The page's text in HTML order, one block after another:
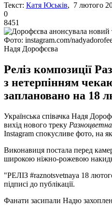
Текст: Катя Юськів, 7 лютого
0
8451
Фото: instagram.com/
Надя Дорофєєва
Реліз композиції
з нетерпінням
заплановано на 18
Українська співачка Надя
вихід нового треку
Instagram спокусливе фото, на
Виконавиця постала перед
широкою ніжно-рожевою
"РЕЛІЗ #raznotsvetnaya 18
підписі до публікації.
Фанати засипали Надю